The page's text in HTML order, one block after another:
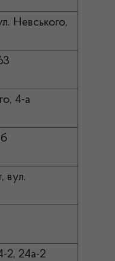
Невського,
4-а
вул.
2, 24а-2